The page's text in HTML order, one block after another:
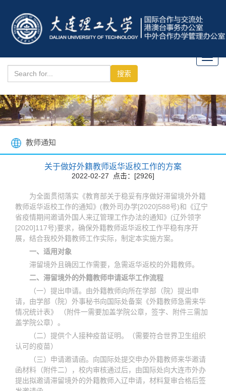
教师通知
关于做好外籍教师返华返校工作的方案
2022-02-27 点击：[2926]
为全面贯彻落实《教育部关于稳妥有序做好滞留境外外籍
教师返华返校工作的通知》(教外司办学[2020]588号)和《辽宁
省疫情期间邀请外国人来辽管理工作办法的通知》(辽外领字
[2020]117号)要求，确保外籍教师返华返校工作平稳有序开
展，结合我校外籍教师工作实际，制定本实施方案。
一、适用对象
滞留境外且确因工作需要，急需返华返校的外籍教师。
二、滞留境外的外籍教师申请返华工作流程
（一）提出申请。由外籍教师向所在学部（院）提出申
请，由学部（院）外事秘书向国际处备案《外籍教师急需来华
情况统计表》 （附件一需要加盖学院公章，签字、附件三需加
盖学院公章）。
（二）提供个人接种疫苗证明。（需要符合世界卫生组织
认可的疫苗）
（三）申请邀请函。向国际处提交申办外籍教师来华邀请
函材料（附件二），校内审核通过后，由国际处向大连市外办
提出拟邀请滞留境外的外籍教师入辽申请，材料复审合格后签